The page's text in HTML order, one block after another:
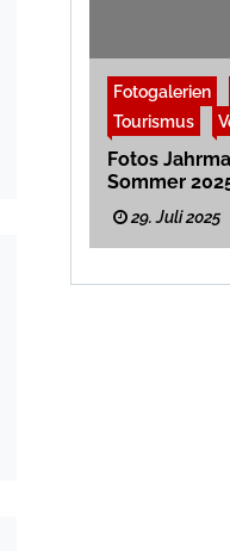
Fotogalerien
Tourismus
Fotos
Sommer
29. Juli 2025